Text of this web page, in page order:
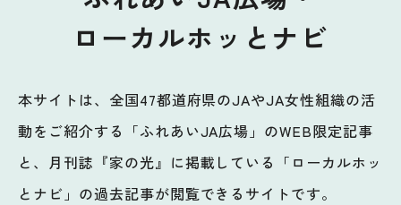
ローカルホッとナビ
本サイトは、全国47都道府県のJAやJA女性組織の活
動をご紹介する「ふれあいJA広場」のWEB限定記事
と、月刊誌『家の光』に掲載している「ローカルホッ
とナビ」の過去記事が閲覧できるサイトです。